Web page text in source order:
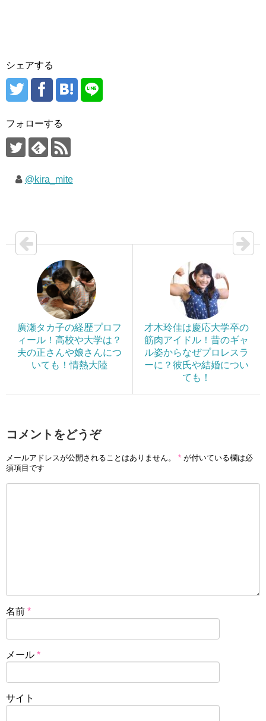
シェアする
フォローする
@kira_mite
廣瀬タカ子の経歴プロフ
ィール！高校や大学は？
夫の正さんや娘さんにつ
いても！情熱大陸
才木玲佳は慶応大学卒の
筋肉アイドル！昔のギャ
ル姿からなぜプロレスラ
ーに？彼氏や結婚につい
ても！
コメントをどうぞ
メールアドレスが公開されることはありません。 * が付いている欄は必
須項目です
名前 *
メール *
サイト